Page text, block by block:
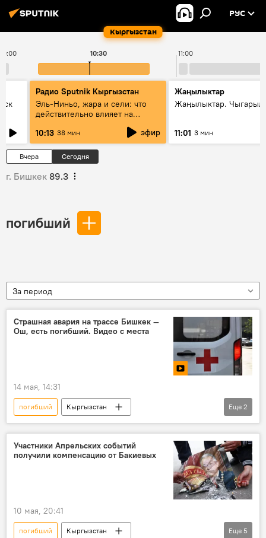
Кыргызстан
РУС
10:00 11:00
10:30
Радио Sputnik Кыргызстан
Эль-Ниньо, жара и сели: что
действительно влияет на
10:13 38 мин эфир
Жаңылыктар
Жаңылыктар.
11:01 3 мин
Вчера Сегодня
г. Бишкек 89.3
погибший
За период
Страшная авария на трассе Бишкек —
Ош, есть погибший. Видео с места
14 мая, 14:31
погибший
Кыргызстан
автодорога Бишкек – Ош
ДТП
Еще 2
Участники Апрельских событий
получили компенсацию от Бакиевых
10 мая, 20:41
погибший
Кыргызстан
Еще 5